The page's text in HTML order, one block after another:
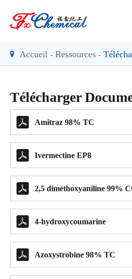
Accueil Ressources
Télécharger
 Amitraz 98% TC
 Ivermectine EP8
 2,5 diméthoxyaniline 99%
 4-hydroxycoumarine
 Azoxystrobine 98% TC